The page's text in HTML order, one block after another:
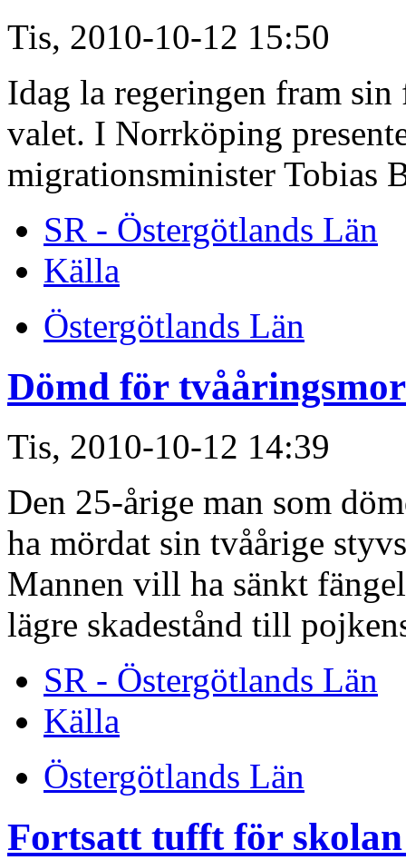
Tis, 2010-10-12 15:50
Idag la regeringen fram
valet. I Norrköping
migrationsminister Tobias
SR - Östergötlands Län
Källa
Östergötlands Län
Dömd för
Tis, 2010-10-12 14:39
Den 25-årige man som
ha mördat sin tvåårige
Mannen vill ha sänkt
lägre skadestånd till
SR - Östergötlands Län
Källa
Östergötlands Län
Fortsatt tufft för